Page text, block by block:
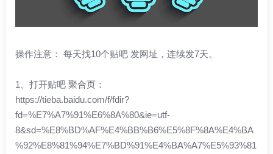
操作注意： 每天找10个贴吧 发网址，连续发7天。
1、打开贴吧 聚合页：
https://tieba.baidu.com/f/fdir?
fd=%E7%A7%91%E6%8A%80&ie=utf-
8&sd=%E8%BD%AF%E4%BB%B6%E5%8F%8A%E4%BA
%92%E8%81%94%E7%BD%91%E4%BA%A7%E5%93%81